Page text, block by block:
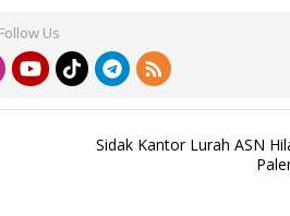
Follow Us
Sidak Kantor Lurah ASN